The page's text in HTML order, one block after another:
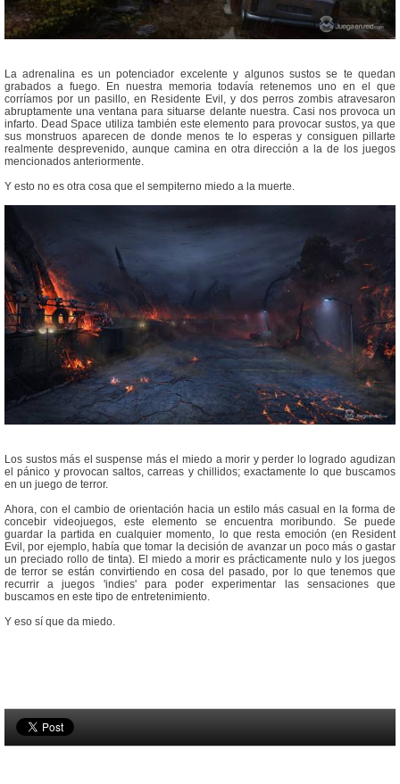
La adrenalina es un potenciador excelente y algunos sustos se te quedan
grabados a fuego. En nuestra memoria todavía retenemos uno en el que
corríamos por un pasillo, en Residente Evil, y dos perros zombis atravesaron
abruptamente una ventana para situarse delante nuestra. Casi nos provoca un
infarto. Dead Space utiliza también este elemento para provocar sustos, ya que
sus monstruos aparecen de donde menos te lo esperas y consiguen pillarte
realmente desprevenido, aunque camina en otra dirección a la de los juegos
mencionados anteriormente.
Y esto no es otra cosa que el sempiterno miedo a la muerte.
Los sustos más el suspense más el miedo a morir y perder lo logrado agudizan
el pánico y provocan saltos, carreas y chillidos; exactamente lo que buscamos
en un juego de terror.
Ahora, con el cambio de orientación hacia un estilo más casual en la forma de
concebir videojuegos, este elemento se encuentra moribundo. Se puede
guardar la partida en cualquier momento, lo que resta emoción (en Resident
Evil, por ejemplo, había que tomar la decisión de avanzar un poco más o gastar
un preciado rollo de tinta). El miedo a morir es prácticamente nulo y los juegos
de terror se están convirtiendo en cosa del pasado, por lo que tenemos que
recurrir a juegos 'indies' para poder experimentar las sensaciones que
buscamos en este tipo de entretenimiento.
Y eso sí que da miedo.